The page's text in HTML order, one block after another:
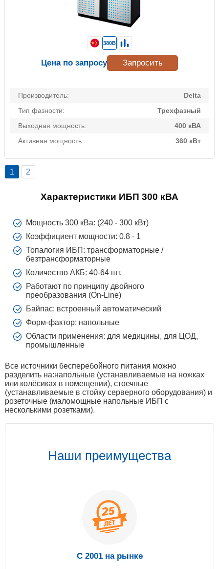
Производитель:
Delta
Тип фазности:
Трехфазный
Выходная мощность:
400 кВА
Активная мощность:
360 кВт
380В
Цена по запросу Запросить
1 2
Характеристики ИБП 300 кВА
Мощность 300 кВа: (240 - 300 кВт)
Коэффициент мощности: 0.8 - 1
Топалогия ИБП: трансформаторные /
безтрансформаторные
Количество АКБ: 40-64 шт.
Работают по принципу двойного
преобразования (On-Line)
Байпас: встроенный автоматический
Форм-фактор: напольные
Области применения: для медицины, для ЦОД,
промышленные
Все источники бесперебойного питания можно
разделить на:напольные (устанавливаемые на ножках
или колёсиках в помещении), стоечные
(устанавливаемые в стойку серверного оборудования) и
розеточные (маломощные напольные ИБП с
несколькими розетками).
Наши преимущества
С 2001 на рынке